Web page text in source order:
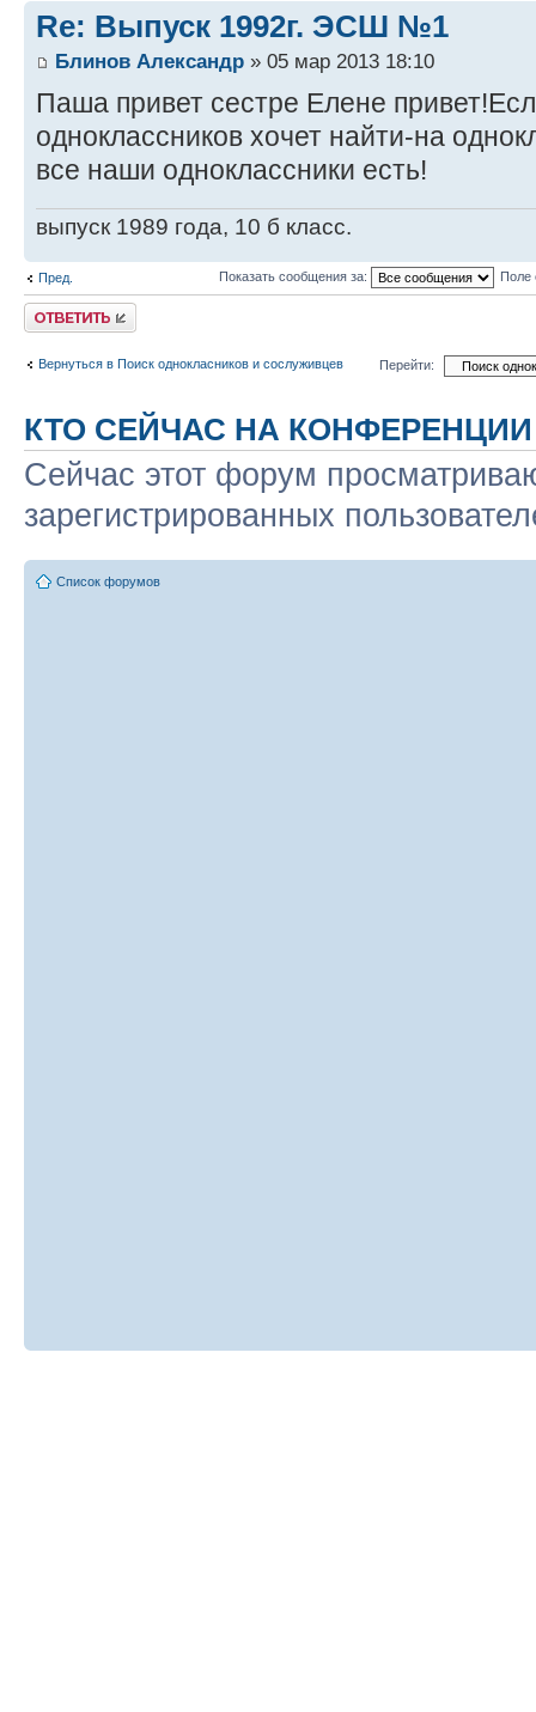
Re: Выпуск 1992г. ЭСШ №1
Блинов Александр » 05 мар 2013 18:10
Паша привет сестре Елене
одноклассников хочет найти-на
все наши одноклассники есть!
выпуск 1989 года, 10 б класс.
Пред. Показать сообщения за: Поле
Ответить
Вернуться в Поиск однокласников и сослуживцев Перейти:
КТО СЕЙЧАС НА КОНФЕРЕНЦИИ
Сейчас этот форум
зарегистрированных
Список форумов